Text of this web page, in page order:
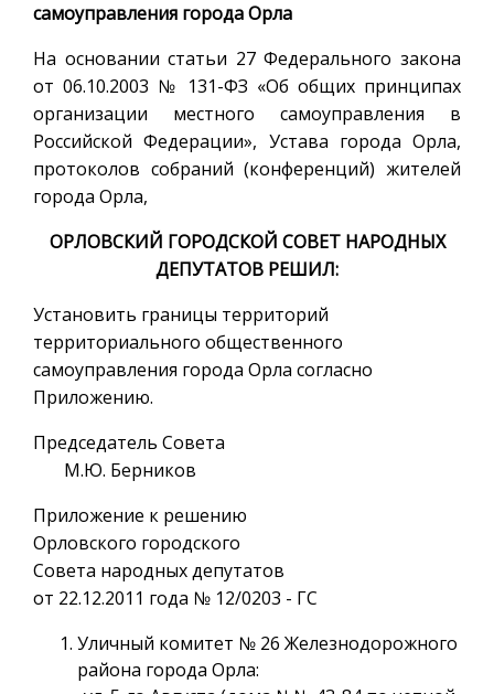
самоуправления города Орла
На основании статьи 27 Федерального закона
от 06.10.2003 № 131-ФЗ «Об общих принципах
организации местного самоуправления в
Российской Федерации», Устава города Орла,
протоколов собраний (конференций) жителей
города Орла,
ОРЛОВСКИЙ ГОРОДСКОЙ СОВЕТ НАРОДНЫХ
ДЕПУТАТОВ РЕШИЛ:
Установить границы территорий
территориального общественного
самоуправления города Орла согласно
Приложению.
Председатель Совета
М.Ю. Берников
Приложение к решению
Орловского городского
Совета народных депутатов
от 22.12.2011 года № 12/0203 - ГС
Уличный комитет № 26 Железнодорожного
района города Орла: